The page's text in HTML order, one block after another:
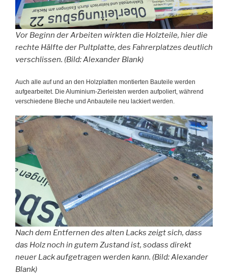
Vor Beginn der Arbeiten wirkten die Holzteile, hier die
rechte Hälfte der Pultplatte, des Fahrerplatzes deutlich
verschlissen. (Bild: Alexander Blank)
Auch alle auf und an den Holzplatten montierten Bauteile werden
aufgearbeitet. Die Aluminium-Zierleisten werden aufpoliert, während
verschiedene Bleche und Anbauteile neu lackiert werden.
Nach dem Entfernen des alten Lacks zeigt sich, dass
das Holz noch in gutem Zustand ist, sodass direkt
neuer Lack aufgetragen werden kann. (Bild: Alexander
Blank)